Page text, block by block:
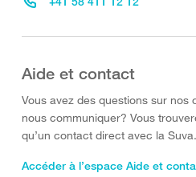
Aide et contact
Vous avez des questions sur nos
nous communiquer? Vous
qu’un contact direct avec la Suva.
Accéder à l’espace Aide et